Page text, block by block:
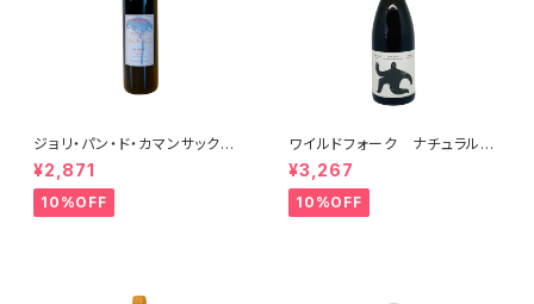
ジョリ・パン・ド・カマンサック 2
018
¥2,871
10%OFF
ワイルドフォーク ナチュラル
シャルドネ 2023
¥3,267
10%OFF